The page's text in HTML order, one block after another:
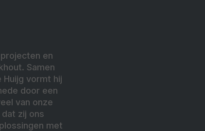
en
Samen
Huijg vormt hij
door een
van onze
zij ons
met